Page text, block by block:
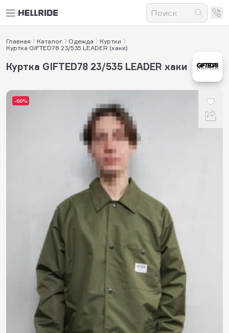
Главная Каталог Одежда
Куртки
Куртка GIFTED78 23/535 LEADER (хаки)
-60%
Куртка GIFTED78 23/535 LEADER хаки